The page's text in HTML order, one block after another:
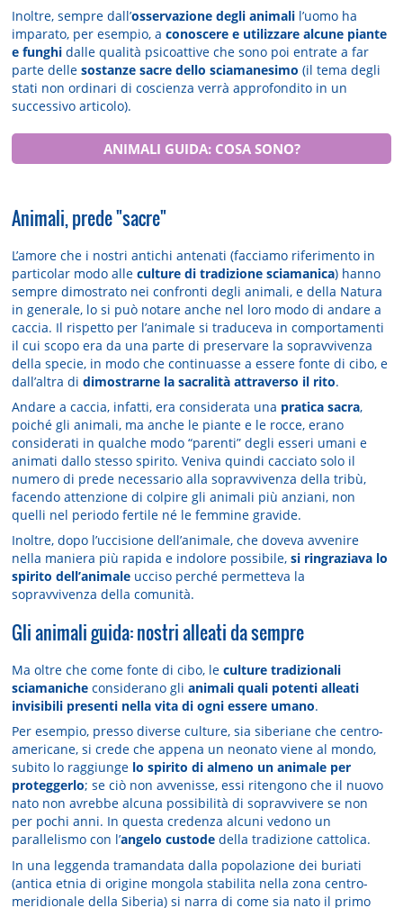
Inoltre, sempre dall’osservazione degli animali l’uomo ha
imparato, per esempio, aconoscere e utilizzare alcune piante
e funghi dalle qualità psicoattive che sono poi entrate a far
parte dellesostanze sacre dello sciamanesimo (il tema degli
stati non ordinari di coscienza verrà approfondito in un
successivo articolo).
ANIMALI GUIDA: COSA SONO?
Animali, prede "sacre"
L’amore che i nostri antichi antenati (facciamo riferimento in
particolar modo alleculture di tradizione sciamanica) hanno
sempre dimostrato nei confronti degli animali, e della Natura
in generale, lo si può notare anche nel loro modo di andare a
caccia. Il rispetto per l’animale si traduceva in comportamenti
il cui scopo era da una parte di preservare la sopravvivenza
della specie, in modo che continuasse a essere fonte di cibo, e
dall’altra didimostrarne la sacralità attraverso il rito.
Andare a caccia, infatti, era considerata una pratica sacra,
poiché gli animali, ma anche le piante e le rocce, erano
considerati in qualche modo “parenti” degli esseri umani e
animati dallo stesso spirito. Veniva quindi cacciato solo il
numero di prede necessario alla sopravvivenza della tribù,
facendo attenzione di colpire gli animali più anziani, non
quelli nel periodo fertile né le femmine gravide.
Inoltre, dopo l’uccisione dell’animale, che doveva avvenire
nella maniera più rapida e indolore possibile,si ringraziava lo
spirito dell’animale ucciso perché permetteva la
sopravvivenza della comunità.
Gli animali guida: nostri alleati da sempre
Ma oltre che come fonte di cibo, leculture tradizionali
sciamaniche considerano glianimali quali potenti alleati
invisibili presenti nella vita di ogni essere umano.
Per esempio, presso diverse culture, sia siberiane che centro-
americane, si crede che appena un neonato viene al mondo,
subito lo raggiunge lo spirito di almeno un animale per
proteggerlo; se ciò non avvenisse, essi ritengono che il nuovo
nato non avrebbe alcuna possibilità di sopravvivere se non
per pochi anni. In questa credenza alcuni vedono un
parallelismo con l’angelo custode della tradizione cattolica.
In una leggenda tramandata dalla popolazione dei buriati
(antica etnia di origine mongola stabilita nella zona centro-
meridionale della Siberia) si narra di come sia nato il primo